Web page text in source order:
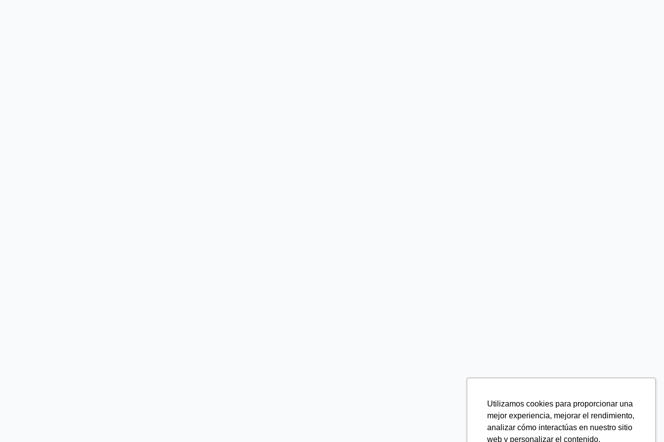
Utilizamos cookies para proporcionar una
mejor experiencia, mejorar el rendimiento,
analizar cómo interactúas en nuestro sitio
web y personalizar el contenido.